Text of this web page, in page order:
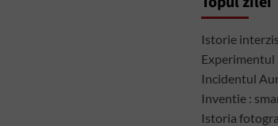
Istorie
Experimentul
Incidentul
Inventie :
Istoria